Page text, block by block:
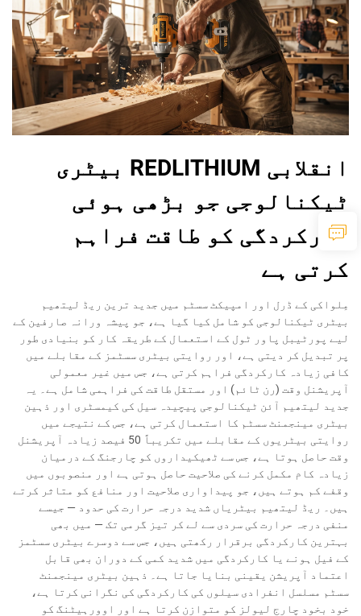
انقلابی REDLITHIUM بیٹری
ٹیکنالوجی جو بڑھی ہوئی
کارکردگی کو طاقت فراہم
کرتی ہے
مِلواکی کے ڈرل اور امپیکٹ سسٹم میں جدید ترین ریڈ لیتھیم
بیٹری ٹیکنالوجی کو شامل کیا گیا ہے، جو پیشہ ورانہ صارفین کے
لیے پورٹیبل پاور ٹول کے استعمال کے طریقہ کار کو بنیادی طور
پر تبدیل کر دیتی ہے، اور روایتی بیٹری سسٹمز کے مقابلے میں
کافی زیادہ کارکردگی فراہم کرتی ہے، جس میں غیر معمولی
آپریشنل وقت (رن ٹائم) اور مستقل طاقت کی فراہمی شامل ہے۔ یہ
جدید لیتھیم آئن ٹیکنالوجی پیچیدہ سیل کی کیمسٹری اور ذہین
بیٹری مینجمنٹ سسٹم کا استعمال کرتی ہے، جس کے نتیجے میں
روایتی بیٹریوں کے مقابلے میں تکریباً 50 فیصد زیادہ آپریشنل
وقت حاصل ہوتا ہے، جس سے ٹھیکیداروں کو چارجنگ کے درمیان
زیادہ کام مکمل کرنے کی صلاحیت حاصل ہوتی ہے اور منصوبوں میں
وقفے کم ہوتے ہیں، جو پیداواری صلاحیت اور منافع کو متاثر کرتے
ہیں۔ ریڈ لیتھیم بیٹریاں شدید درجہ حرارت کی حدود — جیسے
منفی درجہ حرارت کی سردی سے لے کر تیز گرمی تک — میں بھی
بہترین کارکردگی برقرار رکھتی ہیں، جس سے دوسرے بیٹری سسٹمز
کے فیل ہونے یا کارکردگی میں شدید کمی کے دوران بھی قابل
اعتماد آپریشن یقینی بنایا جاتا ہے۔ ذہین بیٹری مینجمنٹ
سسٹم مسلسل انفرادی سیلوں کی کارکردگی کی نگرانی کرتا ہے،
خود بخود چارج لیولز کو متوازن کرتا ہے اور اوورہیٹنگ کو